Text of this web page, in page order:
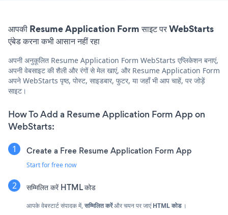
आपकी Resume Application Form साइट पर WebStarts
एंबेड करना कभी आसान नहीं रहा
अपनी अनुकूलित Resume Application Form WebStarts एप्लिकेशन बनाएं,
अपनी वेबसाइट की शैली और रंगों से मेल खाएं, और Resume Application Form
अपने WebStarts पृष्ठ, पोस्ट, साइडबार, फुटर, या जहाँ भी आप चाहें, पर जोड़ें
साइट।
How To Add a Resume Application Form App on
WebStarts:
Create a Free Resume Application Form App
Start for free now
सम्मिलित करेंHTML कोड
आपके वेबस्टार्ट संपादक में,सम्मिलित करेंऔर चयन पर जाएंHTML कोड।